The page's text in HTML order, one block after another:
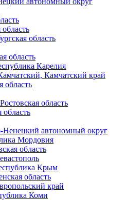
область
область
Карелия
Камчатский край
область
область
область
Ненецкий автономный округ
Мордовия
область
Крым
область
край
Коми